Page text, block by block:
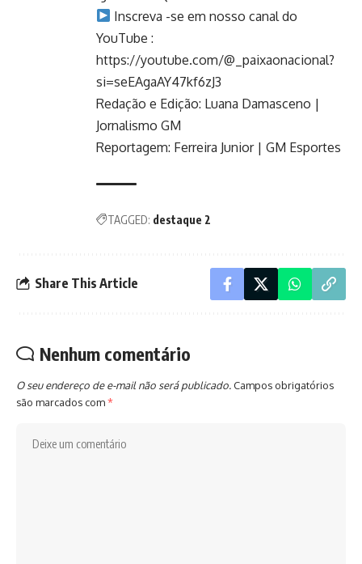
Inscreva -se em nosso canal do
YouTube :
https://youtube.com/@_paixaonacional?
si=seEAgaAY47kf6zJ3
Redação e Edição: Luana Damasceno |
Jornalismo GM
Reportagem: Ferreira Junior | GM Esportes
TAGGED: destaque 2
Share This Article
Nenhum comentário
O seu endereço de e-mail não será publicado. Campos obrigatórios
são marcados com*